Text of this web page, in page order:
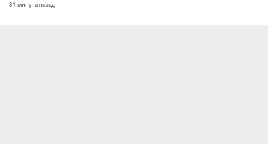
31 минута назад